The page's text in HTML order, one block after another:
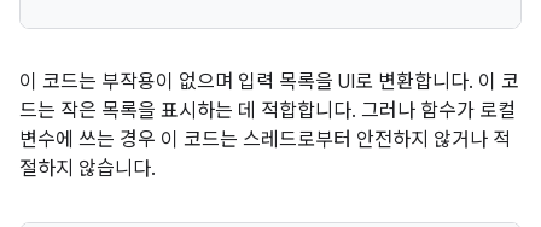
이 코드는 부작용이 없으며 입력 목록을 UI로 변환합니다. 이 코
드는 작은 목록을 표시하는 데 적합합니다. 그러나 함수가 로컬
변수에 쓰는 경우 이 코드는 스레드로부터 안전하지 않거나 적
절하지 않습니다.